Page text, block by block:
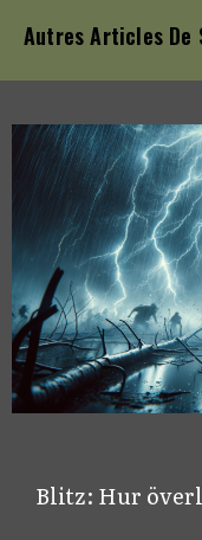
Autres Articles De
Blitz: Hur